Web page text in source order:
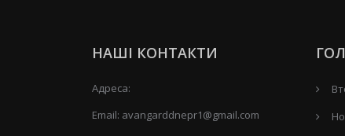
НАШІ КОНТАКТИ
Адреса:
Email: avangarddnepr1@gmail.com